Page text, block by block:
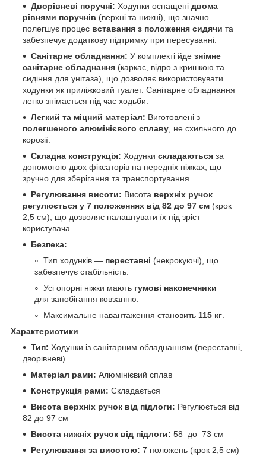
Дворівневі поручні: Ходунки оснащені двома
рівнями поручнів (верхні та нижні), що значно
полегшує процес вставання з положення сидячи та
забезпечує додаткову підтримку при пересуванні.
Санітарне обладнання: У комплекті йде знімне
санітарне обладнання (каркас, відро з кришкою та
сидіння для унітаза), що дозволяє використовувати
ходунки як приліжковий туалет. Санітарне обладнання
легко знімається під час ходьби.
Легкий та міцний матеріал: Виготовлені з
полегшеного алюмінієвого сплаву, не схильного до
корозії.
Складна конструкція: Ходунки складаються за
допомогою двох фіксаторів на передніх ніжках, що
зручно для зберігання та транспортування.
Регулювання висоти: Висота верхніх ручок
регулюється у 7 положеннях від 82 до 97 см (крок
2,5 см), що дозволяє налаштувати їх під зріст
користувача.
Безпека:
Тип ходунків — переставні (некрокуючі), що
забезпечує стабільність.
Усі опорні ніжки мають гумові наконечники
для запобігання ковзанню.
Максимальне навантаження становить 115 кг.
Характеристики
Тип: Ходунки із санітарним обладнанням (переставні,
дворівневі)
Матеріал рами: Алюмінієвий сплав
Конструкція рами: Складається
Висота верхніх ручок від підлоги: Регулюється від
82 до 97 см
Висота нижніх ручок від підлоги: 58 до 73 см
Регулювання за висотою: 7 положень (крок 2,5 см)